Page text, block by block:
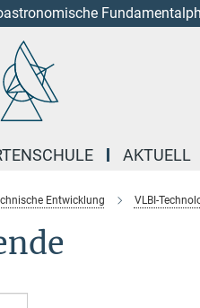
AKTUELL
Entwicklung VLBI-